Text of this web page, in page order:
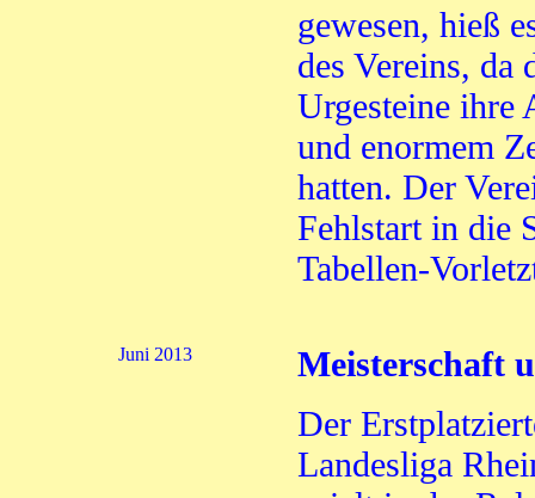
gewesen, hieß
des Vereins, da
Urgesteine
und enormem
hatten. Der
Fehlstart in die
Tabellen-
Juni 2013
Meisterschaft
Der
Landesliga